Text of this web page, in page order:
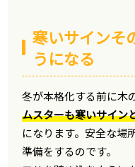
寒いサインそ
うになる
冬が本格化する前に木
ムスターも寒いサイン
になります。安全な場
準備をするのです。